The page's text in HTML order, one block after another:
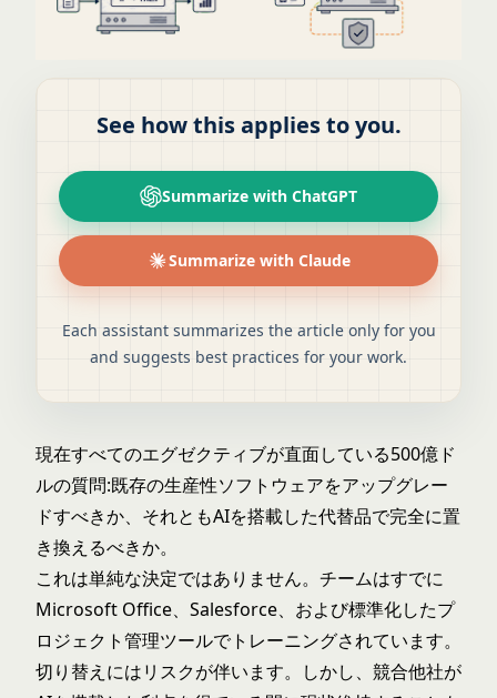
See how this applies to you.
Summarize with ChatGPT
Summarize with Claude
Each assistant summarizes the article only for you
and suggests best practices for your work.
現在すべてのエグゼクティブが直面している500億ド
ルの質問:既存の生産性ソフトウェアをアップグレー
ドすべきか、それともAIを搭載した代替品で完全に置
き換えるべきか。
これは単純な決定ではありません。チームはすでに
Microsoft Office、Salesforce、および標準化したプ
ロジェクト管理ツールでトレーニングされています。
切り替えにはリスクが伴います。しかし、競合他社が